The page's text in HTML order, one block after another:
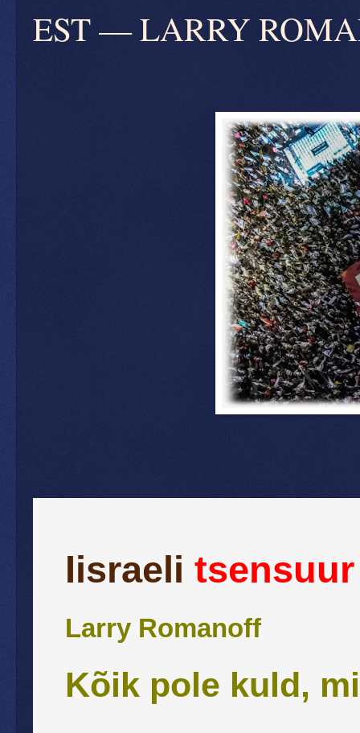
EST — LARRY
Iisraeli tsensuur
Larry Romanoff
Kõik pole kuld,